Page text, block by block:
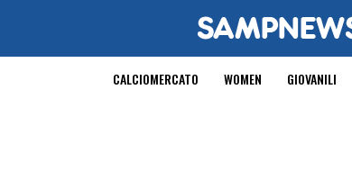
CALCIOMERCATO WOMEN GIOVANILI